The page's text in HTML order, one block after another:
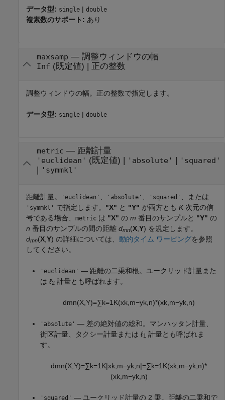
データ型: single | double
複素数のサポート: あり
maxsamp — 調整ウィンドウの幅
Inf (既定値) | 正の整数
調整ウィンドウの幅。正の整数で指定します。
データ型: single | double
metric — 距離計量
'euclidean' (既定値) | 'absolute' 'squared'
'symmkl'
距離計量。 'euclidean' 'absolute' 'squared' 、または
'symmkl' で指定します。 "X" と "Y" が両方とも K次元の信
号である場合、 metric は "X" の m 番目のサンプルと "Y" の
n 番目のサンプルの間の距離 dmn(X Y) を規定します。
dmn(X Y) の詳細については、 動的タイム ワーピングを参照
してください。
'euclidean' — 距離の二乗和根。ユークリッド計量また
は ℓ2 計量とも呼ばれます。
dmn(X Y)=∑k=1 K(xk m−yk n)*(xk m−yk n)
'absolute' — 差の絶対値の総和。マンハッタン計量、
街区計量、タクシー計量または ℓ1 計量とも呼ばれま
す。
dmn(X Y)=∑k=1 K|xk m−yk n|=∑k=1 K(xk m−yk n)*
(xk, m−yk, n)
'squared' — ユークリッド計量の 2 乗。距離の二乗和で